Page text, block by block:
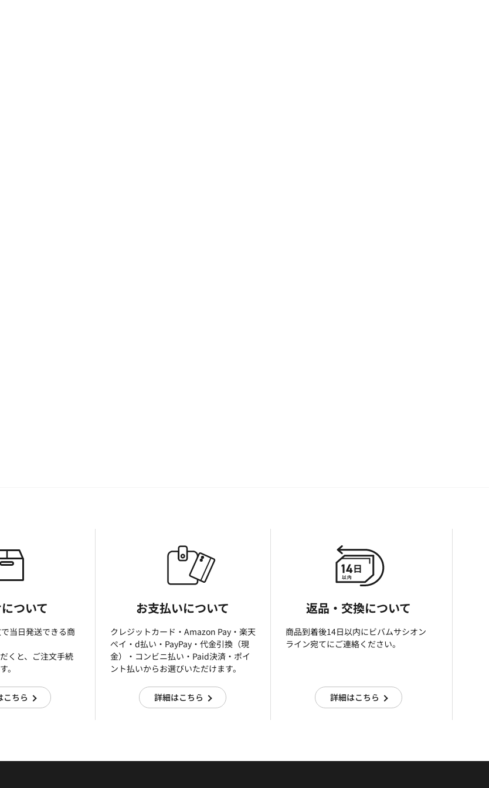
ついて
当日発送できる商
くと、ご注文手続
。
こちら
お支払いについて
クレジットカード・Amazon Pay・楽天
ぺイ・d払い・PayPay・代金引換（現
金）・コンビニ払い・Paid決済・ポイ
ント払いからお選びいただけます。
詳細はこちら
返品・交換について
商品到着後14日以内にビバムサシオン
ライン宛てにご連絡ください。
詳細はこちら